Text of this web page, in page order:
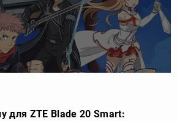
для ZTE Blade 20 Smart: